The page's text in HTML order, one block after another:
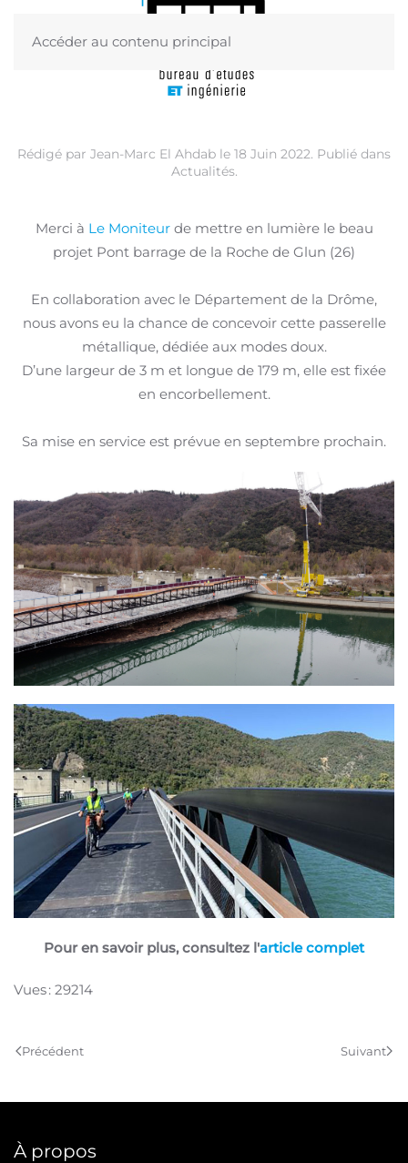
Accéder au contenu principal
Menu
Rédigé par Jean-Marc El Ahdab le 18 Juin 2022. Publié dans
Actualités.
Merci à Le Moniteurde mettre en lumière le beau
projet Pont barrage de la Roche de Glun (26)
En collaboration avec le Département de la Drôme,
nous avons eu la chance de concevoir cette passerelle
métallique, dédiée aux modes doux.
D’une largeur de 3 m et longue de 179 m, elle est fixée
en encorbellement.
Sa mise en service est prévue en septembre prochain.
Pour en savoir plus, consultez l'article complet
Vues : 29214
Précédent Suivant
À propos